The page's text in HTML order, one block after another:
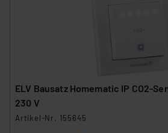
ELV Bausatz Homematic IP CO2-
230 V
Artikel-Nr. 155645